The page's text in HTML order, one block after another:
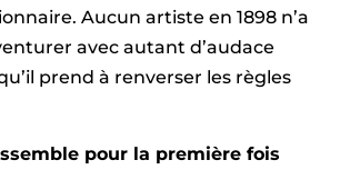
Aucun artiste en 1898 n’a
avec autant d’audace
prend à renverser les règles
pour la première fois